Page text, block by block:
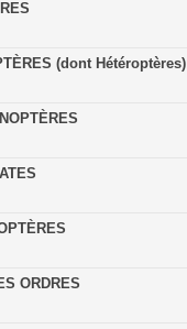
(dont Hétéroptères)
ORDRES